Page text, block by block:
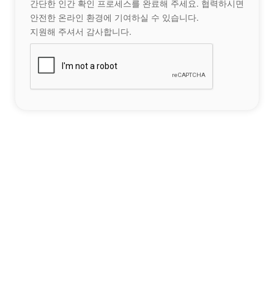
간단한 인간 확인 프로세스를 완료해 주세요. 협력하시면
안전한 온라인 환경에 기여하실 수 있습니다.
지원해 주셔서 감사합니다.